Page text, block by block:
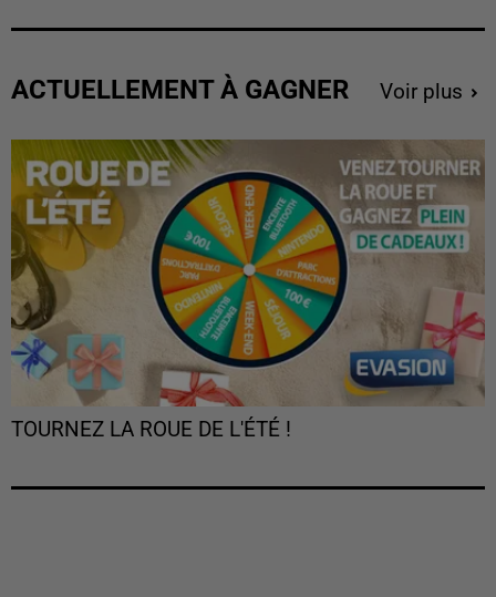
ACTUELLEMENT À GAGNER Voir plus
TOURNEZ LA ROUE DE L'ÉTÉ !